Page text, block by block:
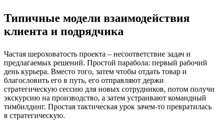
Типичные модели взаимодействия
клиента и подрядчика
Частая шероховатость проекта – несоответствие задач и
предлагаемых решений. Простой парабола: первый рабочий
день курьера. Вместо того, затем чтобы отдать товар и
благословить его в путь, его отправляют держи
стратегическую сессию для новых сотрудников, потом получи
экскурсию на производство, а затем устраивают командный
тимбилдинг. Простая тактическая урок зачем-то превратилась
в стратегическую.